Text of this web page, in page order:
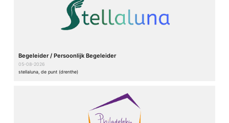
Begeleider / Persoonlijk Begeleider
05-08-2026
stellaluna, de punt (drenthe)